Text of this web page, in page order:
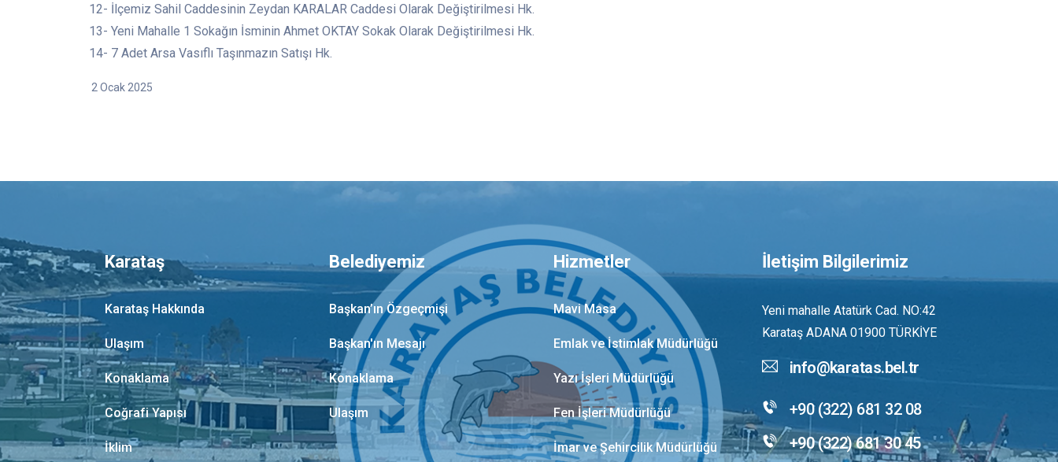
12- İlçemiz Sahil Caddesinin Zeydan KARALAR Caddesi Olarak Değiştirilmesi Hk.
13- Yeni Mahalle 1 Sokağın İsminin Ahmet OKTAY Sokak Olarak Değiştirilmesi Hk.
14- 7 Adet Arsa Vasıflı Taşınmazın Satışı Hk.
2 Ocak 2025
Karataş
Karataş Hakkında
Ulaşım
Konaklama
Coğrafi Yapısı
İklim
Belediyemiz
Başkan’ın Özgeçmişi
Başkan'ın Mesajı
Konaklama
Ulaşım
Hizmetler
Mavi Masa
Emlak ve İstimlak Müdürlüğü
Yazı İşleri Müdürlüğü
Fen İşleri Müdürlüğü
İmar ve Şehircilik Müdürlüğü
İletişim Bilgilerimiz
Yeni mahalle Atatürk Cad. NO:42
Karataş ADANA 01900 TÜRKİYE
info@karatas.bel.tr
+90 (322) 681 32 08
+90 (322) 681 30 45